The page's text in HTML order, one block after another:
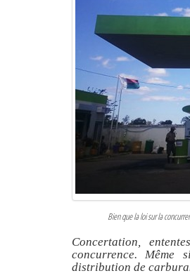
Bien que la loi sur la
Concertation,
concurrence. Même
distribution de